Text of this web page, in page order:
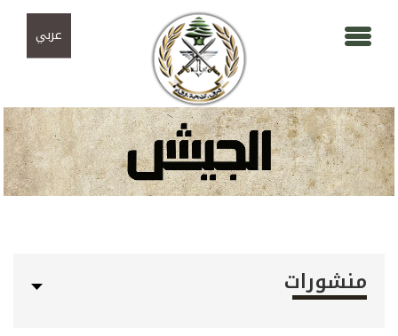
عربي
منشورات